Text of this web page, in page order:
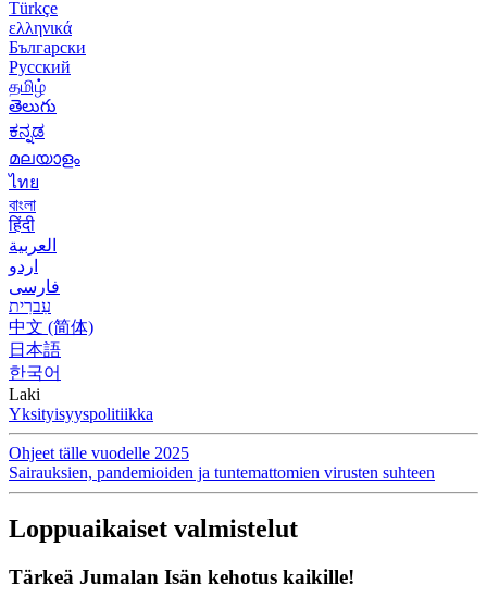
Türkçe
ελληνικά
Български
Русский
தமிழ்
తెలుగు
ಕನ್ನಡ
മലയാളം
ไทย
বাংলা
हिंदी
العربية
اردو
فارسی
עִברִית
中文 (简体)
日本語
한국어
Laki
Yksityisyyspolitiikka
Ohjeet tälle vuodelle 2025
Sairauksien, pandemioiden ja tuntemattomien virusten suhteen
Loppuaikaiset valmistelut
Tärkeä Jumalan Isän kehotus kaikille!